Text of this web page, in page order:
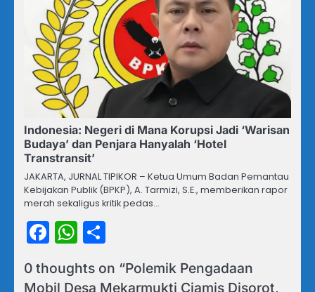
Indonesia: Negeri di Mana Korupsi Jadi ‘Warisan
Budaya’ dan Penjara Hanyalah ‘Hotel
Transtransit’
JAKARTA, JURNAL TIPIKOR – Ketua Umum Badan Pemantau
Kebijakan Publik (BPKP), A. Tarmizi, S.E., memberikan rapor
merah sekaligus kritik pedas…
Facebook
WhatsApp
0 thoughts on “Polemik Pengadaan
Mobil Desa Mekarmukti Ciamis Disorot,